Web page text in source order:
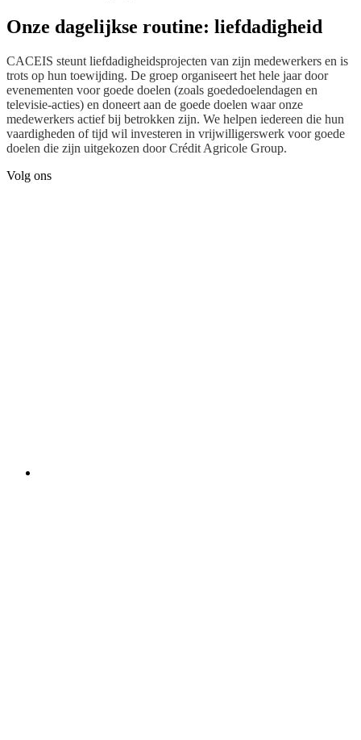
Onze dagelijkse routine: liefdadigheid
CACEIS steunt liefdadigheidsprojecten van zijn medewerkers en is
trots op hun toewijding. De groep organiseert het hele jaar door
evenementen voor goede doelen (zoals goededoelendagen en
televisie-acties) en doneert aan de goede doelen waar onze
medewerkers actief bij betrokken zijn. We helpen iedereen die hun
vaardigheden of tijd wil investeren in vrijwilligerswerk voor goede
doelen die zijn uitgekozen door Crédit Agricole Group.
Volg ons